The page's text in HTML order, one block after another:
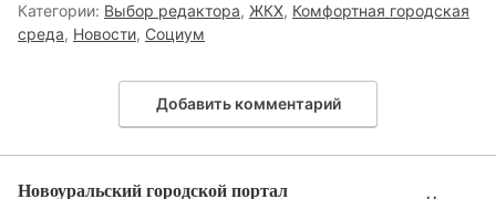
Категории: Выбор редактора, ЖКХ, Комфортная городская
среда, Новости, Социум
Добавить комментарий
Новоуральский городской портал